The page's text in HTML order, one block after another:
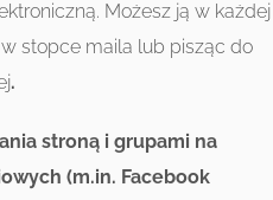
Możesz ją w każdej
stopce maila lub pisząc do
.
stroną i grupami na
(m.in. Facebook